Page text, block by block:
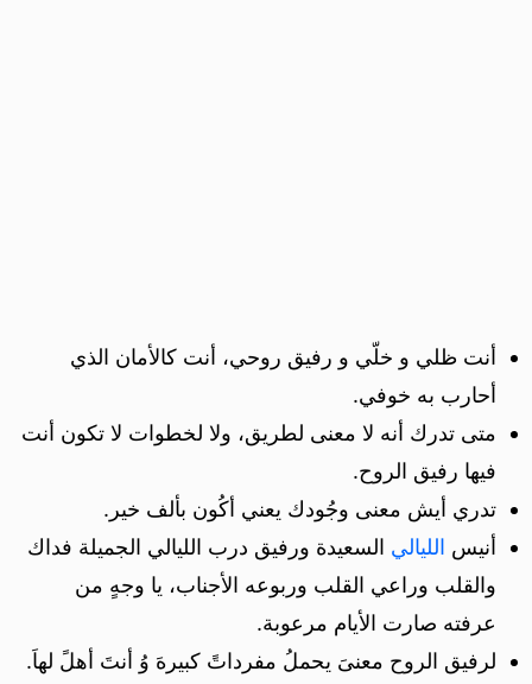
أنت ظلي و خلّي و رفيق روحي، أنت كالأمان الذي
أحارب به خوفي.
متى تدرك أنه لا معنى لطريق، ولا لخطوات لا تكون أنت
فيها رفيق الروح.
تدري أيش معنى وجُودك يعني أكُون بألف خير.
أنيس الليالي السعيدة ورفيق درب الليالي الجميلة فداك
والقلب وراعي القلب وربوعه الأجناب، يا وجهٍ من
عرفته صارت الأيام مرعوبة.
لرفيق الروح معنىَ يحملُ مفرداتً كبيرهَ وُ أنتَ أهلً لهاَ.